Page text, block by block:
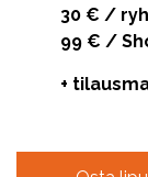
30 € /
99 € /
+